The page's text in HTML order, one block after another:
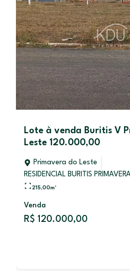
Lote à venda Buritis V
Leste 120.000,00
Primavera do Leste
RESIDENCIAL BURITIS
215,00m²
Venda
R$ 120.000,00